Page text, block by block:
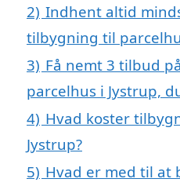
2) Indhent altid
tilbygning til
3) Få nemt 3 tilbud
parcelhus i Jystrup,
4) Hvad koster
Jystrup?
5) Hvad er med til at